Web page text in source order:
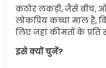
कठोर लकड़ी, जैसे बीच,
लोकप्रिय कच्चा माल है,
लिए जहां कीमतों के
इसे क्यों चुनें?